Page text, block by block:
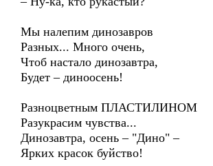
Мы налепим динозавров
Разных... Много очень,
Чтоб настало динозавтра,
Будет – диноосень!
Разноцветным ПЛАСТИЛИНОМ
Разукрасим чувства...
Динозавтра, осень – "Дино" –
Ярких красок буйство!